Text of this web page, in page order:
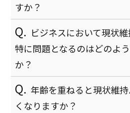
永続版
ビジネススキル科目
ライブ配信可
セキュリティ科目
すか？
ビジネスにおいて現状
特に問題となるのはどのよ
か？
年齢を重ねると現状維
くなりますか？